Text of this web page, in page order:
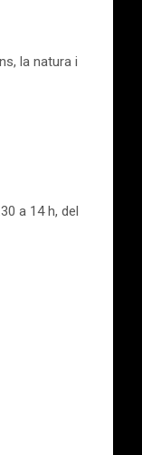
la natura i
a 14 h, del